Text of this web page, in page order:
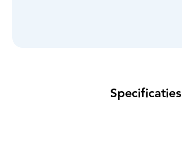
Specificaties